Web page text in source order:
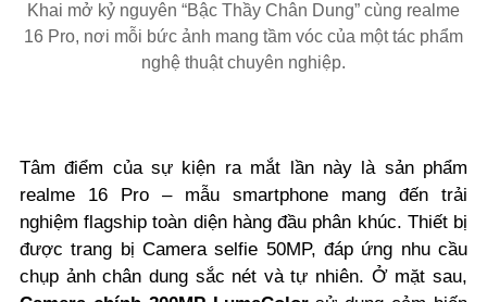
Khai mở kỷ nguyên “Bậc Thầy Chân Dung” cùng realme
16 Pro, nơi mỗi bức ảnh mang tầm vóc của một tác phẩm
nghệ thuật chuyên nghiệp.
Tâm điểm của sự kiện ra mắt lần này là sản phẩm
realme 16 Pro – mẫu smartphone mang đến trải
nghiệm flagship toàn diện hàng đầu phân khúc. Thiết bị
được trang bị Camera selfie 50MP, đáp ứng nhu cầu
chụp ảnh chân dung sắc nét và tự nhiên. Ở mặt sau,